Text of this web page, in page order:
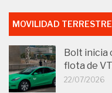
MOVILIDAD TERRESTRE
Bolt inicia
flota de
22/07/2026